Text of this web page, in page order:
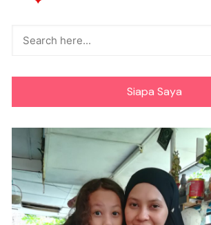
Siapa Saya